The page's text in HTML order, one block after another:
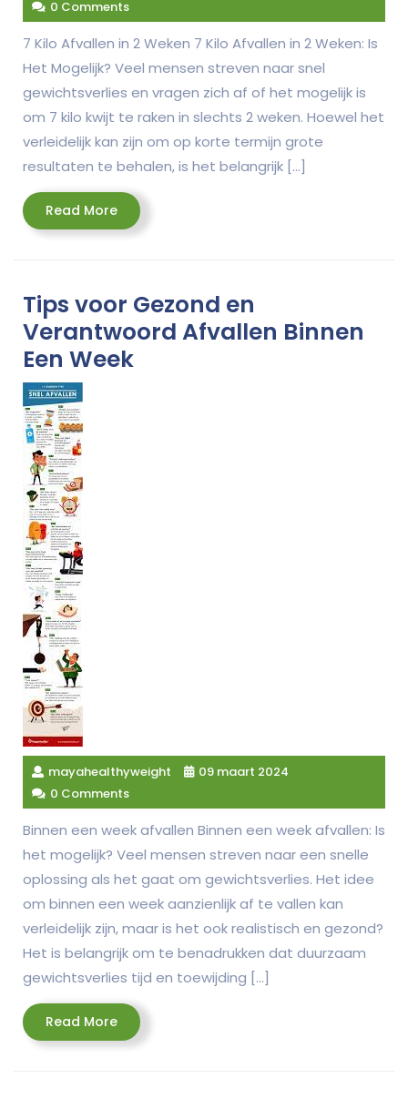
0 Comments
7 Kilo Afvallen in 2 Weken 7 Kilo Afvallen in 2 Weken: Is
Het Mogelijk? Veel mensen streven naar snel
gewichtsverlies en vragen zich af of het mogelijk is
om 7 kilo kwijt te raken in slechts 2 weken. Hoewel het
verleidelijk kan zijn om op korte termijn grote
resultaten te behalen, is het belangrijk […]
Read MoreRead
More
Tips voor Gezond en
Verantwoord Afvallen Binnen
Een Week
mayahealthyweight
09 maart 2024
0 Comments
Binnen een week afvallen Binnen een week afvallen: Is
het mogelijk? Veel mensen streven naar een snelle
oplossing als het gaat om gewichtsverlies. Het idee
om binnen een week aanzienlijk af te vallen kan
verleidelijk zijn, maar is het ook realistisch en gezond?
Het is belangrijk om te benadrukken dat duurzaam
gewichtsverlies tijd en toewijding […]
Read MoreRead
More